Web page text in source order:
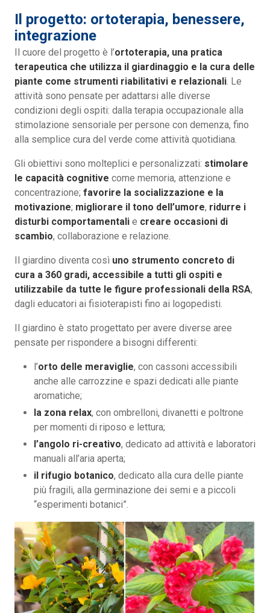
Il progetto: ortoterapia, benessere,
integrazione
Il cuore del progetto è l’ortoterapia, una pratica
terapeutica che utilizza il giardinaggio e la cura delle
piante come strumenti riabilitativi e relazionali. Le
attività sono pensate per adattarsi alle diverse
condizioni degli ospiti: dalla terapia occupazionale alla
stimolazione sensoriale per persone con demenza, fino
alla semplice cura del verde come attività quotidiana.
Gli obiettivi sono molteplici e personalizzati: stimolare
le capacità cognitive come memoria, attenzione e
concentrazione; favorire la socializzazione e la
motivazione; migliorare il tono dell’umore, ridurre i
disturbi comportamentali e creare occasioni di
scambio, collaborazione e relazione.
Il giardino diventa così uno strumento concreto di
cura a 360 gradi, accessibile a tutti gli ospiti e
utilizzabile da tutte le figure professionali della RSA,
dagli educatori ai fisioterapisti fino ai logopedisti.
Il giardino è stato progettato per avere diverse aree
pensate per rispondere a bisogni differenti:
l’orto delle meraviglie, con cassoni accessibili
anche alle carrozzine e spazi dedicati alle piante
aromatiche;
la zona relax, con ombrelloni, divanetti e poltrone
per momenti di riposo e lettura;
l’angolo ri-creativo, dedicato ad attività e laboratori
manuali all’aria aperta;
il rifugio botanico, dedicato alla cura delle piante
più fragili, alla germinazione dei semi e a piccoli
“esperimenti botanici”.